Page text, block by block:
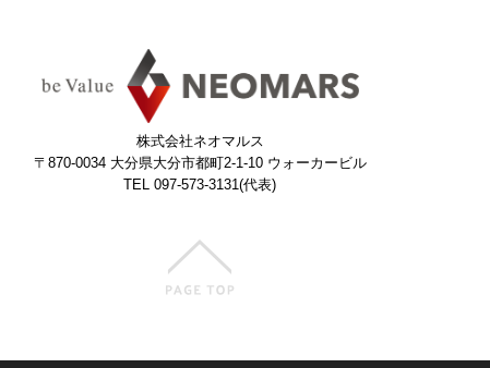
株式会社ネオマルス
〒870-0034 大分県大分市都町2-1-10 ウォーカービル
TEL 097-573-3131(代表)